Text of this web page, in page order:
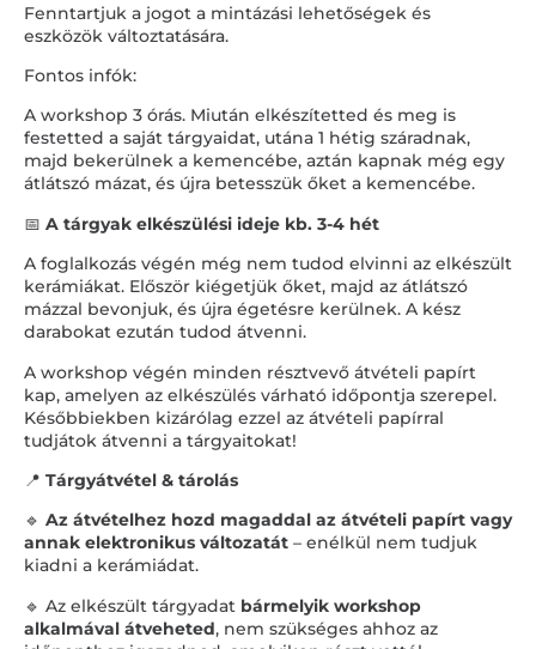
Fenntartjuk a jogot a mintázási lehetőségek és
eszközök változtatására.
Fontos infók:
A workshop 3 órás. Miután elkészítetted és meg is
festetted a saját tárgyaidat, utána 1 hétig száradnak,
majd bekerülnek a kemencébe, aztán kapnak még egy
átlátszó mázat, és újra betesszük őket a kemencébe.
📅 A tárgyak elkészülési ideje kb. 3-4 hét
A foglalkozás végén még nem tudod elvinni az elkészült
kerámiákat. Először kiégetjük őket, majd az átlátszó
mázzal bevonjuk, és újra égetésre kerülnek. A kész
darabokat ezután tudod átvenni.
A workshop végén minden résztvevő átvételi papírt
kap, amelyen az elkészülés várható időpontja szerepel.
Későbbiekben kizárólag ezzel az átvételi papírral
tudjátok átvenni a tárgyaitokat!
📍 Tárgyátvétel & tárolás
🔹 Az átvételhez hozd magaddal az átvételi papírt vagy
annak elektronikus változatát – enélkül nem tudjuk
kiadni a kerámiádat.
🔹 Az elkészült tárgyadat bármelyik workshop
alkalmával átveheted, nem szükséges ahhoz az